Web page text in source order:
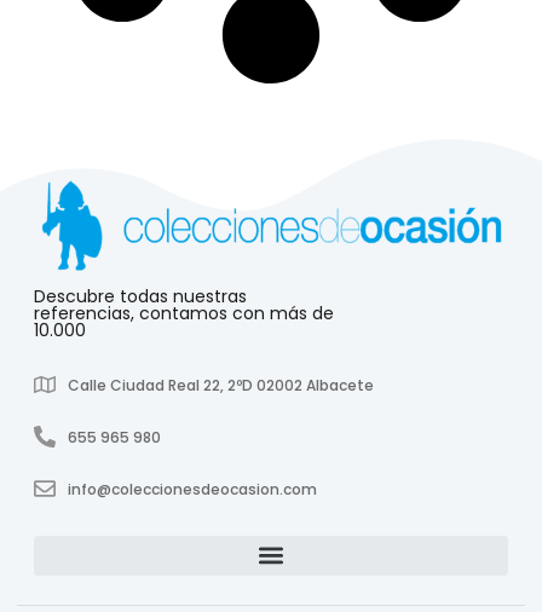
Descubre todas nuestras
referencias, contamos con más de
10.000
Calle Ciudad Real 22, 2ºD 02002 Albacete
655 965 980
info@coleccionesdeocasion.com